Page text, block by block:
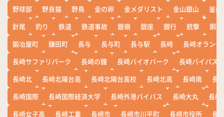
野球部
野良猫 野鳥 金の卵 金メダリスト 金山銀山
釜山
針尾
釣り 鉄道 鉄道事故 銀嶺 銀座 銀行 銃撃
銅座
鍛冶屋町
鎌田町 長与 長与町 長与駅 長崎
長崎オランダ
長崎サファリパーク
長崎の鐘 長崎バイオパーク
長崎バイパス
長崎北
長崎北陽台高 長崎北陽台高校 長崎北高 長崎南
長
長崎国際
長崎国際経済大学 長崎外港バイパス 長崎大丸
長崎
長崎女子高
長崎工業 長崎市 長崎市川平町 長崎市役所
長